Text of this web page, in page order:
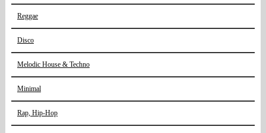
Reggae
Disco
Melodic House & Techno
Minimal
Rap, Hip-Hop